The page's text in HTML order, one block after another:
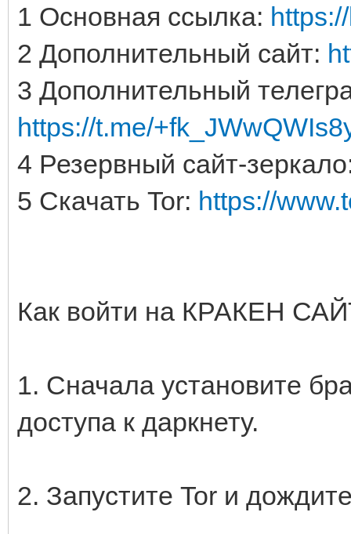
1 Основная ссылка:
2 Дополнительный сайт:
3 Дополнительный
https://t.me/
4 Резервный сайт-
5 Скачать Tor: https://
Как войти на КРАКЕН
1. Сначала установите
доступа к даркнету.
2. Запустите Tor и